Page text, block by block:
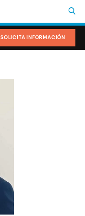
SOLICITA INFORMACIÓN